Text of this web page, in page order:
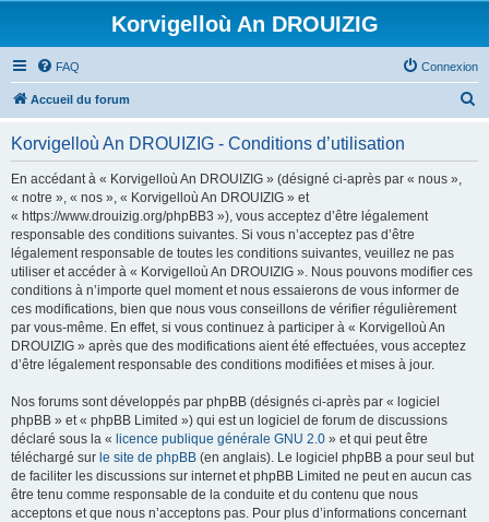
Korvigelloù An DROUIZIG
FAQ Connexion
Accueil du forum
Korvigelloù An DROUIZIG - Conditions d’utilisation
En accédant à « Korvigelloù An DROUIZIG » (désigné ci-après par « nous »,
« notre », « nos », « Korvigelloù An DROUIZIG » et
« https://www.drouizig.org/phpBB3 »), vous acceptez d’être légalement
responsable des conditions suivantes. Si vous n’acceptez pas d’être
légalement responsable de toutes les conditions suivantes, veuillez ne pas
utiliser et accéder à « Korvigelloù An DROUIZIG ». Nous pouvons modifier ces
conditions à n’importe quel moment et nous essaierons de vous informer de
ces modifications, bien que nous vous conseillons de vérifier régulièrement
par vous-même. En effet, si vous continuez à participer à « Korvigelloù An
DROUIZIG » après que des modifications aient été effectuées, vous acceptez
d’être légalement responsable des conditions modifiées et mises à jour.
Nos forums sont développés par phpBB (désignés ci-après par « logiciel
phpBB » et « phpBB Limited ») qui est un logiciel de forum de discussions
déclaré sous la « licence publique générale GNU 2.0 » et qui peut être
téléchargé sur le site de phpBB (en anglais). Le logiciel phpBB a pour seul but
de faciliter les discussions sur internet et phpBB Limited ne peut en aucun cas
être tenu comme responsable de la conduite et du contenu que nous
acceptons et que nous n’acceptons pas. Pour plus d’informations concernant